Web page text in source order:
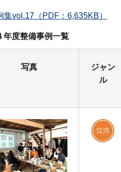
集vol.17（PDF：6,635KB）
年度整備事例一覧
写真
ジャン
ル